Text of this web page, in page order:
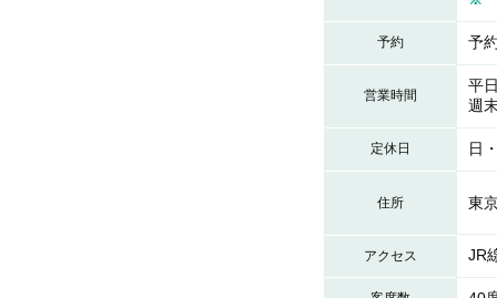
予約 予
営業時間
平
週
定休日 日
住所 東
アクセス JR